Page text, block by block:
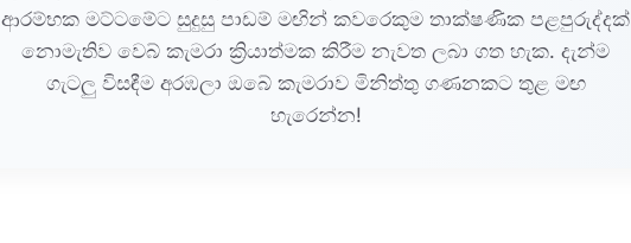
ආරම්භක මට්ටමේට සුදුසු පාඩම් මඟින් කවරෙකුම තාක්ෂණික පළපුරුද්දක්
නොමැතිව වෙබ් කැමරා ක්‍රියාත්මක කිරීම නැවත ලබා ගත හැක. දැන්ම
ගැටලු විසඳීම අරඹලා ඔබේ කැමරාව මිනිත්තු ගණනකට තුළ මඟ
හැරෙන්න!